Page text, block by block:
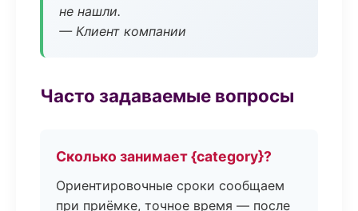
не нашли.
— Клиент компании
Часто задаваемые вопросы
Сколько занимает {category}?
Ориентировочные сроки сообщаем
при приёмке, точное время — после